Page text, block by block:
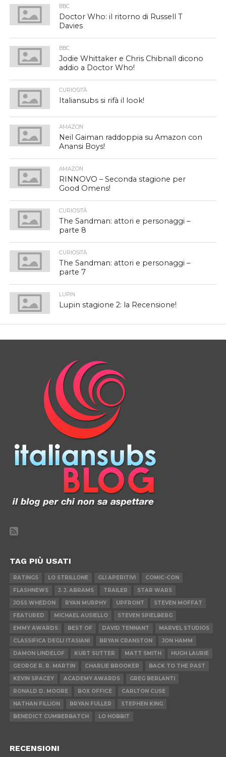
BBC
Doctor Who: il ritorno di Russell T
Davies
BBC
Jodie Whittaker e Chris Chibnall dicono
addio a Doctor Who!
CURIOSITÀ
Italiansubs si rifà il look!
AMAZON
Neil Gaiman raddoppia su Amazon con
Anansi Boys!
AMAZON
RINNOVO – Seconda stagione per
Good Omens!
CURIOSITÀ
The Sandman: attori e personaggi –
parte 8
CURIOSITÀ
The Sandman: attori e personaggi –
parte 7
LUPIN
Lupin stagione 2: la Recensione!
TAG PIÙ USATI
RATINGS LO STRILLONE GLI APERITIVI
COMIC-CON
FLASHNEWS
J. J. ABRAMS TRAILER
STAR WARS
JOSS WHEDON
RYAN MURPHY UPFRONT
STEVEN MOFFAT
FEATURED
MICHAEL AUSIELLO
STEVEN SPIELBERG
EMMY AWARDS
BEST OF DAVID TENNANT
MARVEL STUDIOS
CLASSIFICA DEGLI ITASIANI
BRYAN CRANSTON
JON HAMM
DAMON LINDELOF
KURT SUTTER MATT SMITH
HUGH LAURIE
GEORGE R. R. MARTIN
CHARLIE BROOKER
BACK TO THE PAST
KEVIN SPACEY
ACADEMY AWARDS
GREG BERLANTI
RONALD D. MOORE
BOX OFFICE
CARLTON CUSE
NATHAN FILLION
BRYAN FULLER
STEPHEN KING
BENEDICT CUMBERBATCH
LO HOBBIT
RECENSIONI